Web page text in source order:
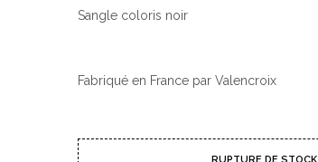
Sangle coloris noir
Fabriqué en France par Valencroix